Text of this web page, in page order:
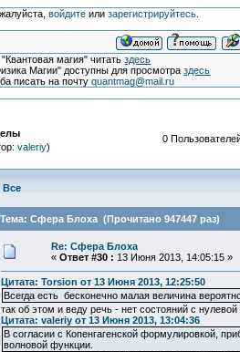
войдитеили зарегистрируйтесь.
магия" читатьздесь
Магии" доступны для просмотраздесь
писать на почтуquantmag@mail.ru
valeriy)
0
Все
Тема: Сфера Блоха (Прочитано 947447 раз)
Re: Сфера Блоха
« Ответ #30 : 13 Июня 2013, 14:05:15 »
Цитата: Torsion от 13 Июня 2013, 12:25:50
Всегда есть бесконечно малая величина
так об этом и веду речь - нет состояний с
Цитата: valeriy от 13 Июня 2013, 13:04:36
В согласии с Копенгагенской формулировкой,
волновой функции.